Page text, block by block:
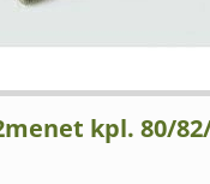
kpl. 80/